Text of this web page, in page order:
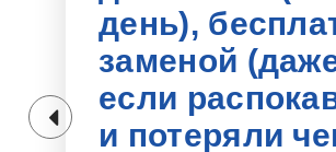
млн рублей в месяц;
• Услугами компании
пользоваться клиенты в
городах России;
• Рост числа